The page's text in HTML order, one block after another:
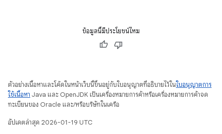
ข้อมูลนี้มีประโยชน์ไหม
ตัวอย่างเนื้อหาและโค้ดในหน้าเว็บนี้ขึ้นอยู่กับใบอนุญาตที่อธิบายไว้ในใบอนุญาตการ
ใช้เนื้อหา Java และ OpenJDK เป็นเครื่องหมายการค้าหรือเครื่องหมายการค้าจด
ทะเบียนของ Oracle และ/หรือบริษัทในเครือ
อัปเดตล่าสุด 2026-01-19 UTC